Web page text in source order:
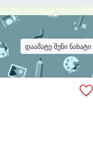
დაამატე შენი ნახატი